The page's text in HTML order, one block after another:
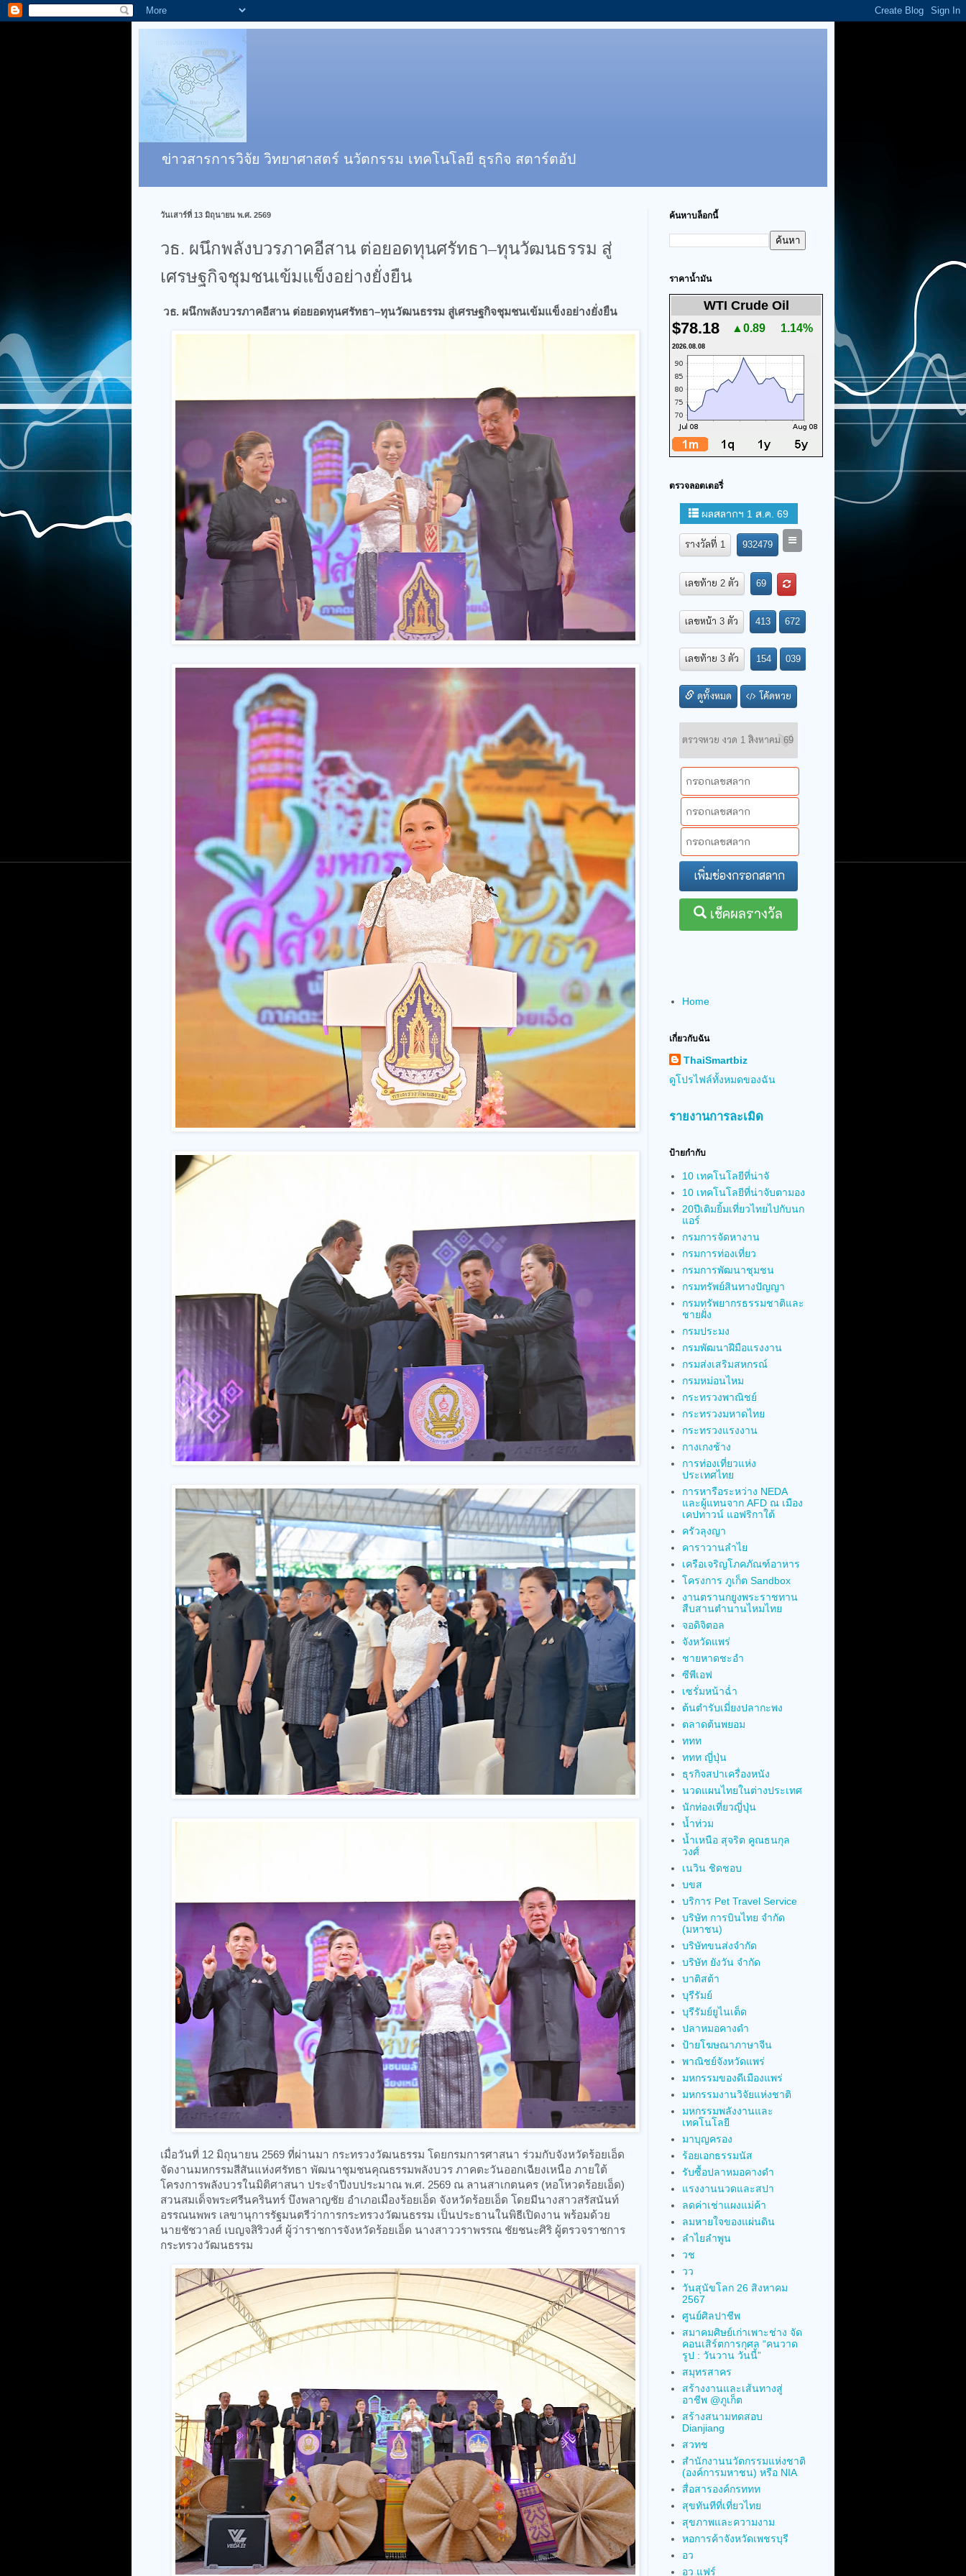
ข่าวสารการวิจัย วิทยาศาสตร์ นวัตกรรม เทคโนโลยี ธุรกิจ สตาร์ตอัป
วันเสาร์ที่ 13 มิถุนายน พ.ศ. 2569
วธ. ผนึกพลังบวรภาคอีสาน ต่อยอดทุนศรัทธา–ทุนวัฒนธรรม สู่
เศรษฐกิจชุมชนเข้มแข็งอย่างยั่งยืน
วธ. ผนึกพลังบวรภาคอีสาน ต่อยอดทุนศรัทธา–ทุนวัฒนธรรม สู่เศรษฐกิจชุมชนเข้มแข็งอย่างยั่งยืน
เมื่อวันที่ 12 มิถุนายน 2569 ที่ผ่านมา กระทรวงวัฒนธรรม โดยกรมการศาสนา ร่วมกับจังหวัดร้อยเอ็ด
จัดงานมหกรรมสีสันแห่งศรัทธา พัฒนาชุมชนคุณธรรมพลังบวร ภาคตะวันออกเฉียงเหนือ ภายใต้
โครงการพลังบวรในมิติศาสนา ประจำปีงบประมาณ พ.ศ. 2569 ณ ลานสาเกตนคร (หอโหวดร้อยเอ็ด)
สวนสมเด็จพระศรีนครินทร์ บึงพลาญชัย อำเภอเมืองร้อยเอ็ด จังหวัดร้อยเอ็ด โดยมีนางสาวสรัสนันท์
อรรณนพพร เลขานุการรัฐมนตรีว่าการกระทรวงวัฒนธรรม เป็นประธานในพิธีเปิดงาน พร้อมด้วย
นายชัชวาลย์ เบญจสิริวงศ์ ผู้ว่าราชการจังหวัดร้อยเอ็ด นางสาววราพรรณ ชัยชนะศิริ ผู้ตรวจราชการ
กระทรวงวัฒนธรรม
ค้นหาบล็อกนี้
ราคาน้ำมัน
WTI Crude Oil
$78.18 ▲0.89 1.14%
2026.08.08
ตรวจลอตเตอรี่
Home
เกี่ยวกับฉัน
ThaiSmartbiz
ดูโปรไฟล์ทั้งหมดของฉัน
รายงานการละเมิด
ป้ายกำกับ
10 เทคโนโลยีที่น่าจั
10 เทคโนโลยีที่น่าจับตามอง
20ปีเติมยิ้มเที่ยวไทยไปกับนก
แอร์
กรมการจัดหางาน
กรมการท่องเที่ยว
กรมการพัฒนาชุมชน
กรมทรัพย์สินทางปัญญา
กรมทรัพยากรธรรมชาติและ
ชายฝั่ง
กรมประมง
กรมพัฒนาฝีมือแรงงาน
กรมส่งเสริมสหกรณ์
กรมหม่อนไหม
กระทรวงพาณิชย์
กระทรวงมหาดไทย
กระทรวงแรงงาน
กางเกงช้าง
การท่องเที่ยวแห่ง
ประเทศไทย
การหารือระหว่าง NEDA
และผู้แทนจาก AFD ณ เมือง
เคปทาวน์ แอฟริกาใต้
ครัวลุงญา
คาราวานลำไย
เครือเจริญโภคภัณฑ์อาหาร
โครงการ ภูเก็ต Sandbox
งานตรานกยูงพระราชทาน
สืบสานตำนานไหมไทย
จอดิจิตอล
จังหวัดแพร่
ชายหาดชะอำ
ซีพีเอฟ
เซรั่มหน้าฉ่ำ
ต้นตำรับเมี่ยงปลากะพง
ตลาดต้นพยอม
ททท
ททท ญี่ปุ่น
ธุรกิจสปาเครื่องหนัง
นวดแผนไทยในต่างประเทศ
นักท่องเที่ยวญี่ปุ่น
น้ำท่วม
น้ำเหนือ สุจริต คูณธนกุล
วงศ์
เนวิน ชิดชอบ
บขส
บริการ Pet Travel Service
บริษัท การบินไทย จำกัด
(มหาชน)
บริษัทขนส่งจำกัด
บริษัท ยังวัน จำกัด
บาติสต้า
บุรีรัมย์
บุรีรัมย์ยูไนเต็ด
ปลาหมอคางดำ
ป้ายโฆษณาภาษาจีน
พาณิชย์จังหวัดแพร่
มหกรรมของดีเมืองแพร่
มหกรรมงานวิจัยแห่งชาติ
มหกรรมพลังงานและ
เทคโนโลยี
มาบุญครอง
ร้อยเอกธรรมนัส
รับซื้อปลาหมอคางดำ
แรงงานนวดและสปา
ลดค่าเช่าแผงแม่ค้า
ลมหายใจของแผ่นดิน
ลำไยลำพูน
วช
วว
วันสุนัขโลก 26 สิงหาคม
2567
ศูนย์ศิลปาชีพ
สมาคมศิษย์เก่าเพาะช่าง จัด
คอนเสิร์ตการกุศล “คนวาด
รูป : วันวาน วันนี้”
สมุทรสาคร
สร้างงานและเส้นทางสู่
อาชีพ @ภูเก็ต
สร้างสนามทดสอบ
Dianjiang
สวทช
สำนักงานนวัตกรรมแห่งชาติ
(องค์การมหาชน) หรือ NIA
สื่อสารองค์กรททท
สุขทันทีที่เที่ยวไทย
สุขภาพและความงาม
หอการค้าจังหวัดเพชรบุรี
อว
อว แฟร์